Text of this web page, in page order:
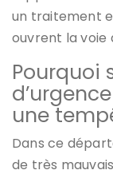
un traitement
ouvrent la voie
Pourquoi
une
Dans ce
de très